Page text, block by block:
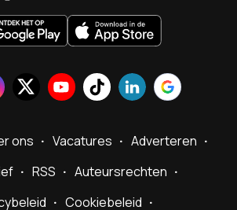
ons Vacatures
Adverteren
RSS
Auteursrechten
Cookiebeleid